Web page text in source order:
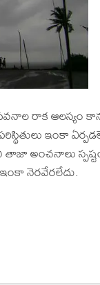
రాక ఆలస్యం
ఇంకా
అంచనాలు
నెరవేరలేదు.